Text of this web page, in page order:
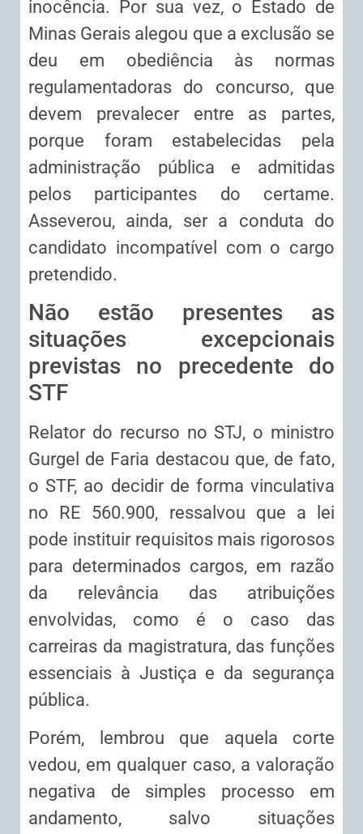
inocência. Por sua vez, o Estado de
Minas Gerais alegou que a exclusão se
deu em obediência às normas
regulamentadoras do concurso, que
devem prevalecer entre as partes,
porque foram estabelecidas pela
administração pública e admitidas
pelos participantes do certame.
Asseverou, ainda, ser a conduta do
candidato incompatível com o cargo
pretendido.
Não estão presentes as
situações excepcionais
previstas no precedente do
STF
Relator do recurso no STJ, o ministro
Gurgel de Faria destacou que, de fato,
o STF, ao decidir de forma vinculativa
no RE 560.900, ressalvou que a lei
pode instituir requisitos mais rigorosos
para determinados cargos, em razão
da relevância das atribuições
envolvidas, como é o caso das
carreiras da magistratura, das funções
essenciais à Justiça e da segurança
pública.
Porém, lembrou que aquela corte
vedou, em qualquer caso, a valoração
negativa de simples processo em
andamento, salvo situações